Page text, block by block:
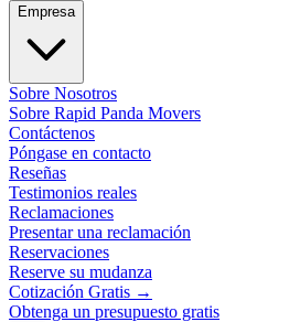
Empresa
Sobre Nosotros
Sobre Rapid Panda Movers
Contáctenos
Póngase en contacto
Reseñas
Testimonios reales
Reclamaciones
Presentar una reclamación
Reservaciones
Reserve su mudanza
Cotización Gratis →
Obtenga un presupuesto gratis